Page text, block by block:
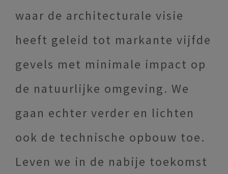
waar de architecturale visie
heeft geleid tot markante vijfde
gevels met minimale impact op
de natuurlijke omgeving. We
gaan echter verder en lichten
ook de technische opbouw toe.
Leven we in de nabije toekomst